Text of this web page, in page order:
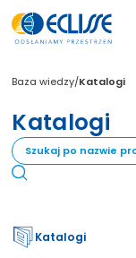
Baza wiedzy/Katalogi
Katalogi
Katalogi